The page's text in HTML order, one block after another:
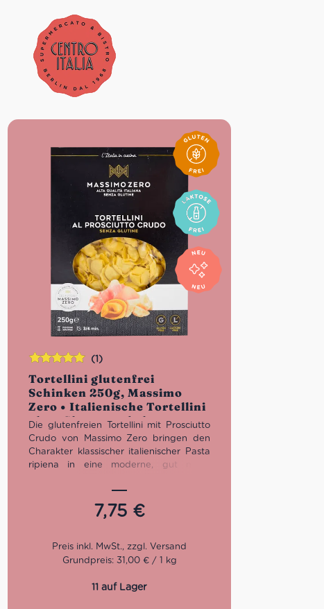
Tortellini glutenfrei
Schinken 250g, Massimo
Zero • Italienische Tortellini
ohne Gluten und ohne
Laktose
(1)
Die glutenfreien Tortellini mit Prosciutto
Crudo von Massimo Zero bringen den
Charakter klassischer italienischer Pasta
ripiena in eine moderne, gut milde
herzhafte Füllung mit Prosciutto Crudo,
Mortadella und laktosefreiem
Parmigiano Reggiano – aromatisch, rund
Produkt aus Meran für alle, die
glutenfreie Tortellini mit echtem Genuss
7,75 €
Bewertet
mit5.00von
5
Grundpreis: 31,00 € / 1 kg
11 auf Lager